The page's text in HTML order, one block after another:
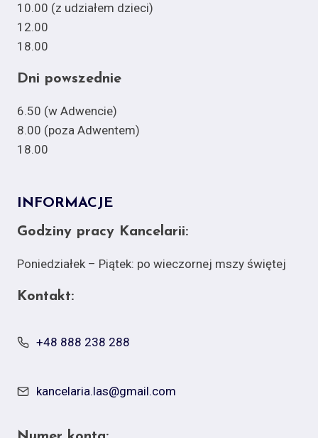
10.00 (z udziałem dzieci)
12.00
18.00
Dni powszednie
6.50 (w Adwencie)
8.00 (poza Adwentem)
18.00
INFORMACJE
Godziny pracy Kancelarii:
Poniedziałek – Piątek: po wieczornej mszy świętej
Kontakt:
+48 888 238 288
kancelaria.las@gmail.com